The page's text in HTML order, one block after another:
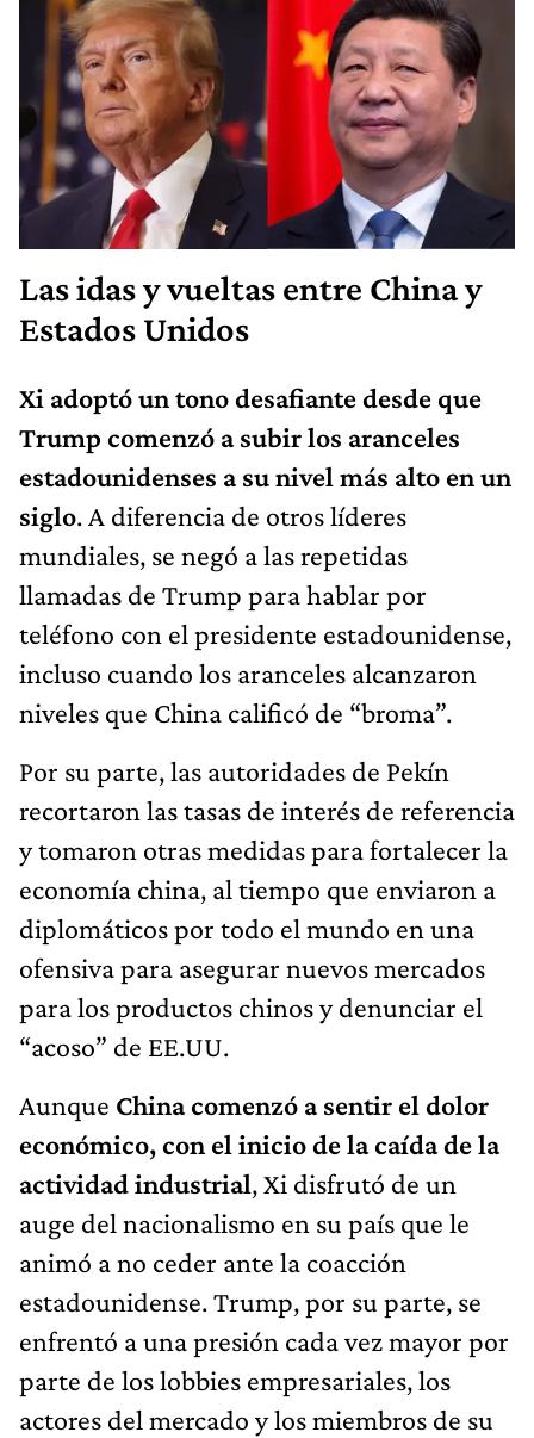
Las idas y vueltas entre China y
Estados Unidos
Xi adoptó un tono desafiante desde que
Trump comenzó a subir los aranceles
estadounidenses a su nivel más alto en un
siglo. A diferencia de otros líderes
mundiales, se negó a las repetidas
llamadas de Trump para hablar por
teléfono con el presidente estadounidense,
incluso cuando los aranceles alcanzaron
niveles que China calificó de “broma”.
Por su parte, las autoridades de Pekín
recortaron las tasas de interés de referencia
y tomaron otras medidas para fortalecer la
economía china, al tiempo que enviaron a
diplomáticos por todo el mundo en una
ofensiva para asegurar nuevos mercados
para los productos chinos y denunciar el
“acoso” de EE.UU.
Aunque China comenzó a sentir el dolor
económico, con el inicio de la caída de la
actividad industrial, Xi disfrutó de un
auge del nacionalismo en su país que le
animó a no ceder ante la coacción
estadounidense. Trump, por su parte, se
enfrentó a una presión cada vez mayor por
parte de los lobbies empresariales, los
actores del mercado y los miembros de su